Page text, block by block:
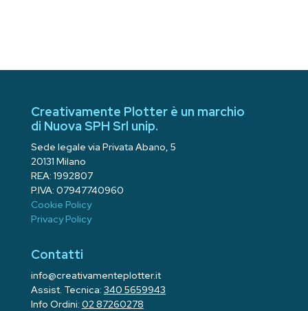
Creativamente Plotter è un marchio
di Nuova SPH Srl unip.
Sede legale via Privata Abano, 5
20131 Milano
REA: 1992807
P.IVA: 07947740960
Cookie Policy
Privacy Policy
Contatti
info@creativamenteplotter.it
Assist. Tecnica: 340 5659943
Info Ordini: 02 87260278